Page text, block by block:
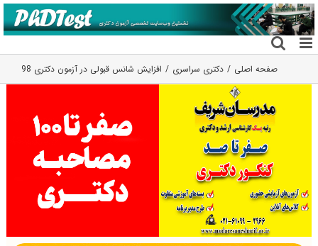
رفتن
به
محتوا
صفحه اصلی دکتری سراسری افزایش شانس قبولی در آزمون دکتری 98